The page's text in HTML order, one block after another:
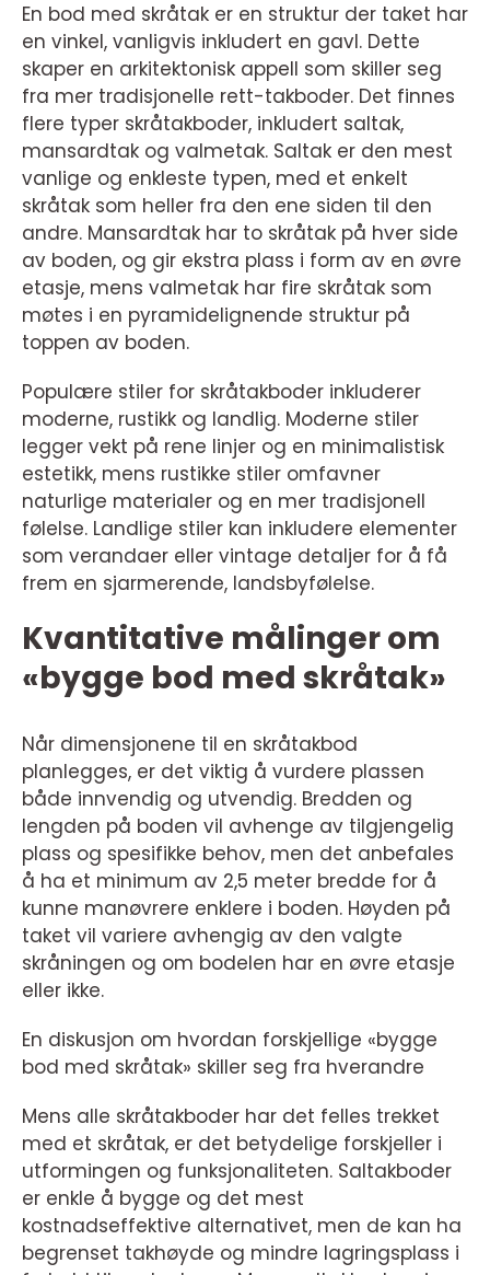
En bod med skråtak er en struktur der taket har
en vinkel, vanligvis inkludert en gavl. Dette
skaper en arkitektonisk appell som skiller seg
fra mer tradisjonelle rett-takboder. Det finnes
flere typer skråtakboder, inkludert saltak,
mansardtak og valmetak. Saltak er den mest
vanlige og enkleste typen, med et enkelt
skråtak som heller fra den ene siden til den
andre. Mansardtak har to skråtak på hver side
av boden, og gir ekstra plass i form av en øvre
etasje, mens valmetak har fire skråtak som
møtes i en pyramidelignende struktur på
toppen av boden.
Populære stiler for skråtakboder inkluderer
moderne, rustikk og landlig. Moderne stiler
legger vekt på rene linjer og en minimalistisk
estetikk, mens rustikke stiler omfavner
naturlige materialer og en mer tradisjonell
følelse. Landlige stiler kan inkludere elementer
som verandaer eller vintage detaljer for å få
frem en sjarmerende, landsbyfølelse.
Kvantitative målinger om
«bygge bod med skråtak»
Når dimensjonene til en skråtakbod
planlegges, er det viktig å vurdere plassen
både innvendig og utvendig. Bredden og
lengden på boden vil avhenge av tilgjengelig
plass og spesifikke behov, men det anbefales
å ha et minimum av 2,5 meter bredde for å
kunne manøvrere enklere i boden. Høyden på
taket vil variere avhengig av den valgte
skråningen og om bodelen har en øvre etasje
eller ikke.
En diskusjon om hvordan forskjellige «bygge
bod med skråtak» skiller seg fra hverandre
Mens alle skråtakboder har det felles trekket
med et skråtak, er det betydelige forskjeller i
utformingen og funksjonaliteten. Saltakboder
er enkle å bygge og det mest
kostnadseffektive alternativet, men de kan ha
begrenset takhøyde og mindre lagringsplass i